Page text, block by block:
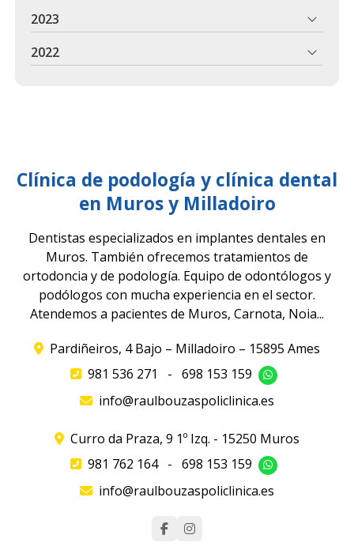
2023
2022
Clínica de podología y clínica dental
en Muros y Milladoiro
Dentistas especializados en implantes dentales en
Muros. También ofrecemos tratamientos de
ortodoncia y de podología. Equipo de odontólogos y
podólogos con mucha experiencia en el sector.
Atendemos a pacientes de Muros, Carnota, Noia...
Pardiñeiros, 4 Bajo – Milladoiro – 15895 Ames
981 536 271
- 698 153 159
info@raulbouzaspoliclinica.es
Curro da Praza, 9 1º Izq. - 15250 Muros
981 762 164 - 698 153 159
info@raulbouzaspoliclinica.es